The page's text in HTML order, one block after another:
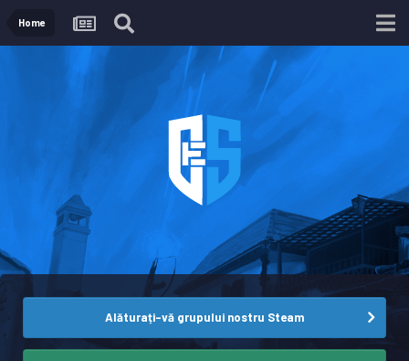
Home
Alăturați-vă grupului nostru Steam